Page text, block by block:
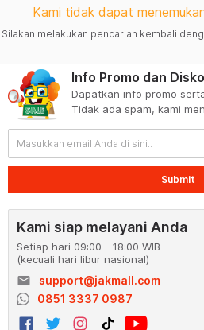
Kami tidak dapat
Silakan melakukan pencarian kembali
Info Promo dan
Dapatkan info promo
Tidak ada spam, kami
Submit
Kami siap melayani Anda
Setiap hari 09:00 - 18:00 WIB
(kecuali hari libur nasional)
email
support@jakmall.com
0851 3337 0987